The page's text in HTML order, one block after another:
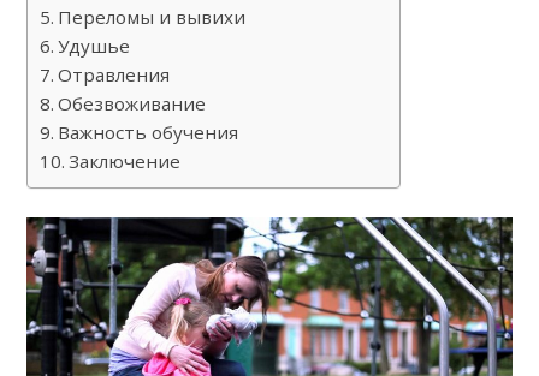
Переломы и вывихи
Удушье
Отравления
Обезвоживание
Важность обучения
Заключение